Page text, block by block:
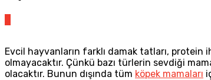
Evcil hayvanların farklı damak tatları,
olmayacaktır. Çünkü bazı türlerin sevdiği
olacaktır. Bunun dışında tüm köpek mamaları